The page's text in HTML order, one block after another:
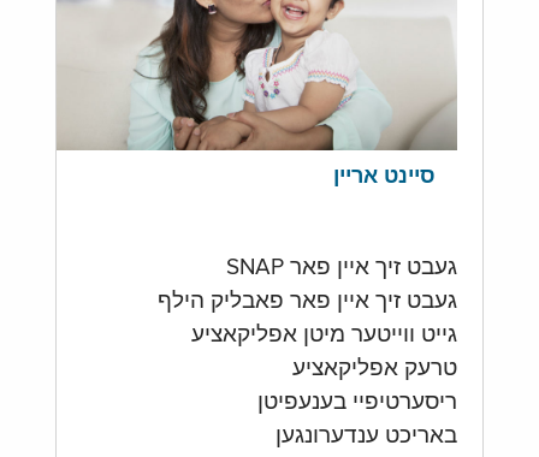
סיינט אריין
געבט זיך איין פאר SNAP
געבט זיך איין פאר פאבליק הילף
גייט ווייטער מיטן אפליקאציע
טרעק אפליקאציע
ריסערטיפיי בענעפיטן
באריכט ענדערונגען